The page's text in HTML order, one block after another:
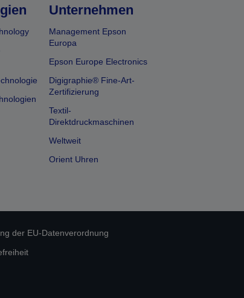
Unternehmen
Management Epson
Europa
Epson Europe Electronics
Digigraphie® Fine-Art-
Zertifizierung
Textil-
Direktdruckmaschinen
Weltweit
Orient Uhren
der EU-Datenverordnung